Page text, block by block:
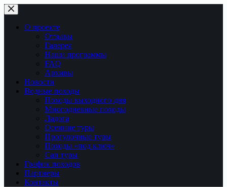
Перейти
к
сути
О проекте
Отзывы
Галерея
Наши программы
FAQ
Архивы
Новости
Водные походы
Походы выходного дня
Многодневные походы
Ладога
Осенние туры
Прогулочные туры
Походы «под ключ»
Сап туры
График походов
Партнеры
Контакты